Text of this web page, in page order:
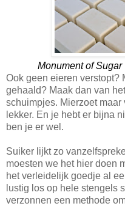
Monument of Sugar
Ook geen eieren verstopt?
gehaald? Maak dan van
schuimpjes. Mierzoet
lekker. En je hebt er bijna
ben je er wel.
Suiker lijkt zo
moesten we het hier doen
het verleidelijk goedje al
lustig los op hele stengels
verzonnen een methode